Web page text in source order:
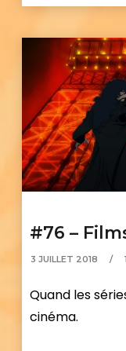
#76 –
3 JUILLET 2018
Quand les
cinéma.